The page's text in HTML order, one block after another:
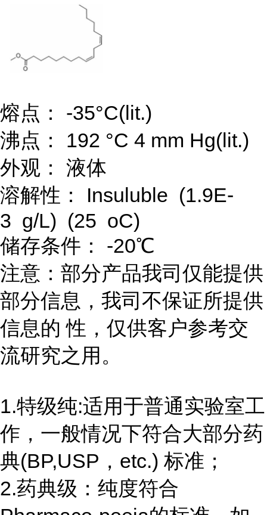
熔点： -35°C(lit.)
沸点： 192 °C 4 mm Hg(lit.)
外观： 液体
溶解性： Insuluble (1.9E-
3 g/L) (25 oC)
储存条件： -20℃
注意：部分产品我司仅能提供
部分信息，我司不保证所提供
信息的 性，仅供客户参考交
流研究之用。
1.特级纯:适用于普通实验室工
作，一般情况下符合大部分药
典(BP,USP，etc.) 标准；
2.药典级：纯度符合